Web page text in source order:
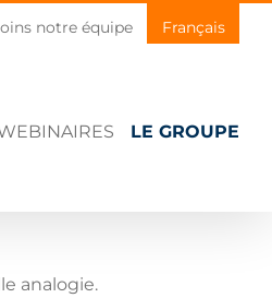
notre équipe Français
LE GROUPE
analogie.